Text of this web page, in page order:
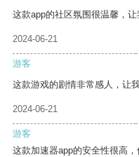
这款app的社区氛围很温馨，让
2024-06-21
游客
这款游戏的剧情非常感人，让
2024-06-21
游客
这款加速器app的安全性很高